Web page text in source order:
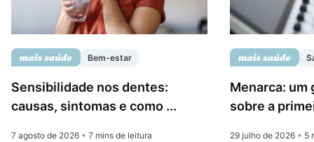
Bem-estar
Sensibilidade nos dentes:
causas, sintomas e como ...
7 agosto de 2026 • 7 mins de leitura
Menarca: um
sobre a
29 julho de 2026 • 5